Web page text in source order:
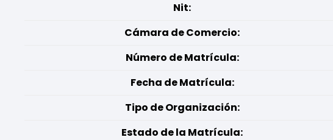
Nit:
Cámara de Comercio:
Número de Matrícula:
Fecha de Matrícula:
Tipo de Organización:
Estado de la Matrícula: